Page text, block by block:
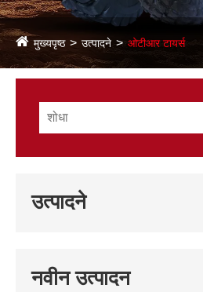
मुख्यपृष्ठ उत्पादने ओटीआर टायर्स
उत्पादने
नवीन उत्पादन